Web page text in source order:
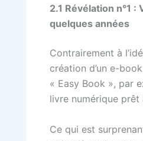
2.1 Révélation n°1
quelques années
Contrairement à
création d’un e-
« Easy Book », par
livre numérique prêt
Ce qui est